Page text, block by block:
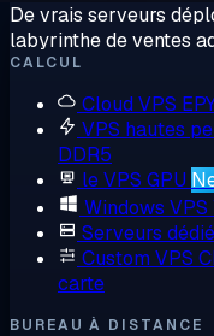
De vrais serveurs
labyrinthe de ventes
CALCUL
Cloud VPS
VPS hautes
DDR5
le VPS GPU
Windows VPS
Serveurs
Custom VPS
carte
BUREAU À DISTANCE